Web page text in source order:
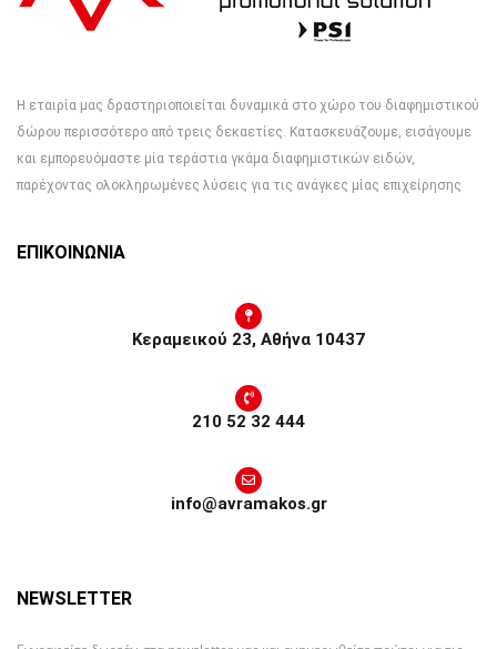
Η εταιρία μας δραστηριοποιείται δυναμικά στο χώρο του διαφημιστικού
δώρου περισσότερο από τρεις δεκαετίες. Κατασκευάζουμε, εισάγουμε
και εμπορευόμαστε μία τεράστια γκάμα διαφημιστικών ειδών,
παρέχοντας ολοκληρωμένες λύσεις για τις ανάγκες μίας επιχείρησης
ΕΠΙΚΟΙΝΩΝΙΑ
Κεραμεικού 23, Αθήνα 10437
210 52 32 444
info@avramakos.gr
NEWSLETTER